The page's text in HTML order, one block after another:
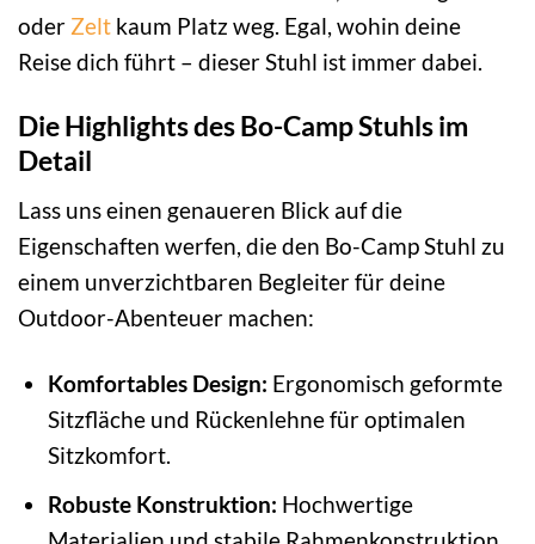
oder Zelt kaum Platz weg. Egal, wohin deine
Reise dich führt – dieser Stuhl ist immer dabei.
Die Highlights des Bo-Camp Stuhls im
Detail
Lass uns einen genaueren Blick auf die
Eigenschaften werfen, die den Bo-Camp Stuhl zu
einem unverzichtbaren Begleiter für deine
Outdoor-Abenteuer machen:
Komfortables Design: Ergonomisch geformte
Sitzfläche und Rückenlehne für optimalen
Sitzkomfort.
Robuste Konstruktion: Hochwertige